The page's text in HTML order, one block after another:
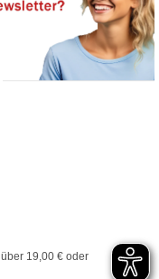
19,00 € oder